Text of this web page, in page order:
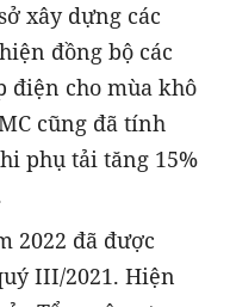
xây dựng các
đồng bộ các
điện cho mùa khô
cũng đã tính
phụ tải tăng 15%
2022 đã được
III/2021. Hiện